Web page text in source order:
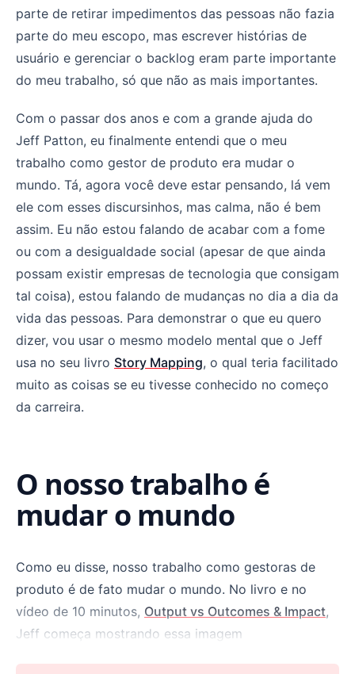
parte de retirar impedimentos das pessoas não fazia
parte do meu escopo, mas escrever histórias de
usuário e gerenciar o backlog eram parte importante
do meu trabalho, só que não as mais importantes.
Com o passar dos anos e com a grande ajuda do
Jeff Patton, eu finalmente entendi que o meu
trabalho como gestor de produto era mudar o
mundo. Tá, agora você deve estar pensando, lá vem
ele com esses discursinhos, mas calma, não é bem
assim. Eu não estou falando de acabar com a fome
ou com a desigualdade social (apesar de que ainda
possam existir empresas de tecnologia que consigam
tal coisa), estou falando de mudanças no dia a dia da
vida das pessoas. Para demonstrar o que eu quero
dizer, vou usar o mesmo modelo mental que o Jeff
usa no seu livro Story Mapping, o qual teria facilitado
muito as coisas se eu tivesse conhecido no começo
da carreira.
O nosso trabalho é
mudar o mundo
Como eu disse, nosso trabalho como gestoras de
produto é de fato mudar o mundo. No livro e no
vídeo de 10 minutos, Output vs Outcomes & Impact,
Jeff começa mostrando essa imagem